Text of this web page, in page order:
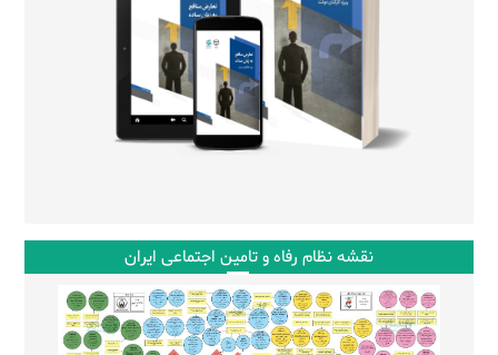
نقشه نظام رفاه و تامین اجتماعی ایران